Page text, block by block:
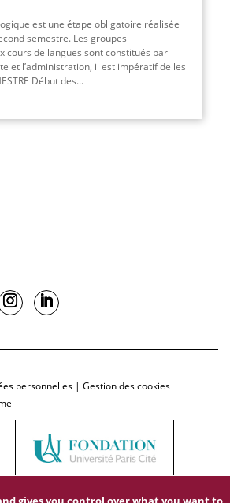
est une étape obligatoire réalisée
semestre. Les groupes
cours de langues sont constitués par
et l’administration, il est impératif de les
Début des...
personnelles | Gestion des cookies